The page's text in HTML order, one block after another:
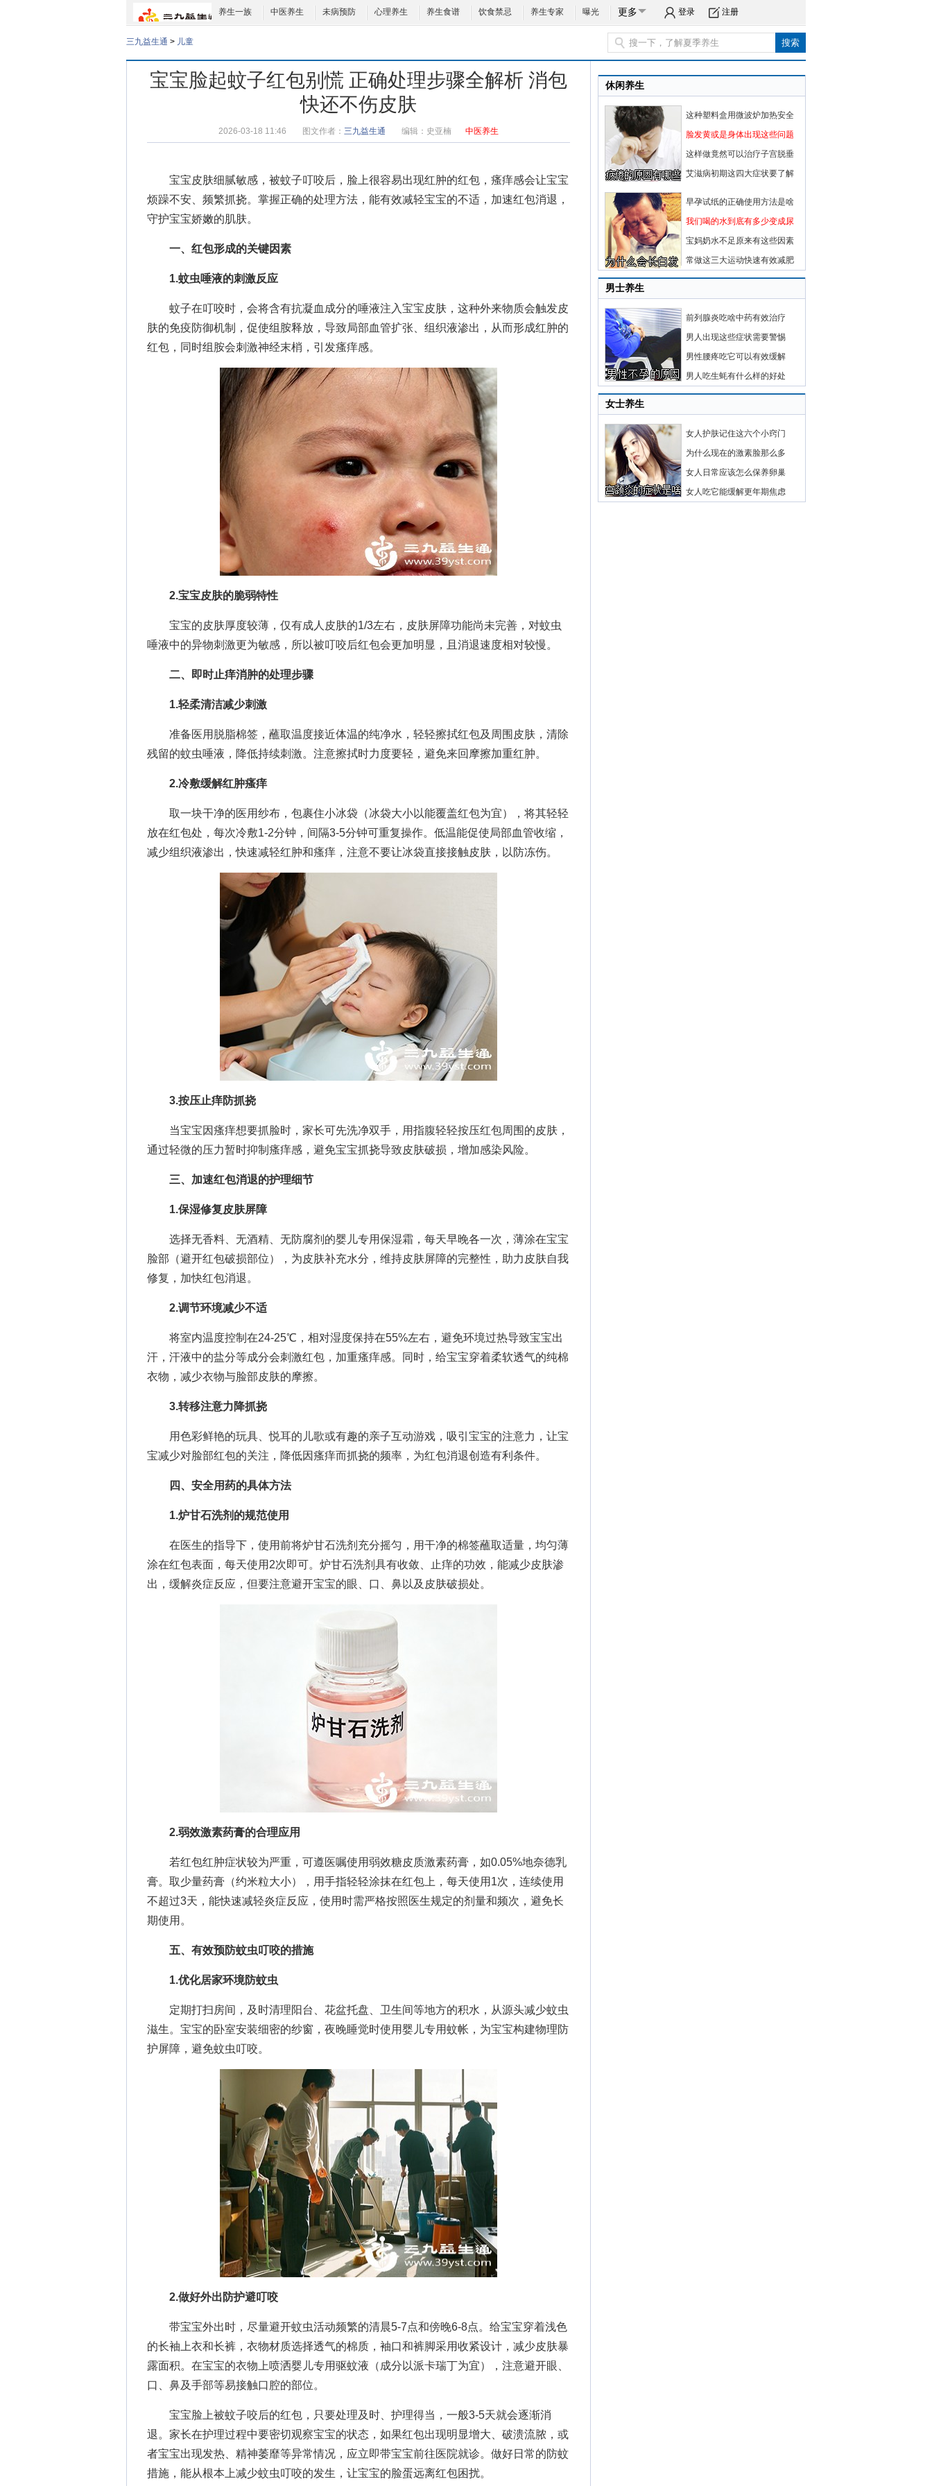
养生一族 中医养生 未病预防 心理养生 养生食谱 饮食禁忌 养生专家 曝光 更多 登录 注册
三九益生通 > 儿童
宝宝脸起蚊子红包别慌 正确处理步骤全解析 消包
快还不伤皮肤
2026-03-18 11:46 图文作者： 三九益生通 编辑： 史亚楠 中医养生
宝宝皮肤细腻敏感，被蚊子叮咬后，脸上很容易出现红肿的红包，瘙痒感会让宝宝
烦躁不安、频繁抓挠。掌握正确的处理方法，能有效减轻宝宝的不适，加速红包消退，
守护宝宝娇嫩的肌肤。
一、红包形成的关键因素
1.蚊虫唾液的刺激反应
蚊子在叮咬时，会将含有抗凝血成分的唾液注入宝宝皮肤，这种外来物质会触发皮
肤的免疫防御机制，促使组胺释放，导致局部血管扩张、组织液渗出，从而形成红肿的
红包，同时组胺会刺激神经末梢，引发瘙痒感。
2.宝宝皮肤的脆弱特性
宝宝的皮肤厚度较薄，仅有成人皮肤的1/3左右，皮肤屏障功能尚未完善，对蚊虫
唾液中的异物刺激更为敏感，所以被叮咬后红包会更加明显，且消退速度相对较慢。
二、即时止痒消肿的处理步骤
1.轻柔清洁减少刺激
准备医用脱脂棉签，蘸取温度接近体温的纯净水，轻轻擦拭红包及周围皮肤，清除
残留的蚊虫唾液，降低持续刺激。注意擦拭时力度要轻，避免来回摩擦加重红肿。
2.冷敷缓解红肿瘙痒
取一块干净的医用纱布，包裹住小冰袋（冰袋大小以能覆盖红包为宜），将其轻轻
放在红包处，每次冷敷1-2分钟，间隔3-5分钟可重复操作。低温能促使局部血管收缩，
减少组织液渗出，快速减轻红肿和瘙痒，注意不要让冰袋直接接触皮肤，以防冻伤。
3.按压止痒防抓挠
当宝宝因瘙痒想要抓脸时，家长可先洗净双手，用指腹轻轻按压红包周围的皮肤，
通过轻微的压力暂时抑制瘙痒感，避免宝宝抓挠导致皮肤破损，增加感染风险。
三、加速红包消退的护理细节
1.保湿修复皮肤屏障
选择无香料、无酒精、无防腐剂的婴儿专用保湿霜，每天早晚各一次，薄涂在宝宝
脸部（避开红包破损部位），为皮肤补充水分，维持皮肤屏障的完整性，助力皮肤自我
修复，加快红包消退。
2.调节环境减少不适
将室内温度控制在24-25℃，相对湿度保持在55%左右，避免环境过热导致宝宝出
汗，汗液中的盐分等成分会刺激红包，加重瘙痒感。同时，给宝宝穿着柔软透气的纯棉
衣物，减少衣物与脸部皮肤的摩擦。
3.转移注意力降抓挠
用色彩鲜艳的玩具、悦耳的儿歌或有趣的亲子互动游戏，吸引宝宝的注意力，让宝
宝减少对脸部红包的关注，降低因瘙痒而抓挠的频率，为红包消退创造有利条件。
四、安全用药的具体方法
1.炉甘石洗剂的规范使用
在医生的指导下，使用前将炉甘石洗剂充分摇匀，用干净的棉签蘸取适量，均匀薄
涂在红包表面，每天使用2次即可。炉甘石洗剂具有收敛、止痒的功效，能减少皮肤渗
出，缓解炎症反应，但要注意避开宝宝的眼、口、鼻以及皮肤破损处。
2.弱效激素药膏的合理应用
若红包红肿症状较为严重，可遵医嘱使用弱效糖皮质激素药膏，如0.05%地奈德乳
膏。取少量药膏（约米粒大小），用手指轻轻涂抹在红包上，每天使用1次，连续使用
不超过3天，能快速减轻炎症反应，使用时需严格按照医生规定的剂量和频次，避免长
期使用。
五、有效预防蚊虫叮咬的措施
1.优化居家环境防蚊虫
定期打扫房间，及时清理阳台、花盆托盘、卫生间等地方的积水，从源头减少蚊虫
滋生。宝宝的卧室安装细密的纱窗，夜晚睡觉时使用婴儿专用蚊帐，为宝宝构建物理防
护屏障，避免蚊虫叮咬。
2.做好外出防护避叮咬
带宝宝外出时，尽量避开蚊虫活动频繁的清晨5-7点和傍晚6-8点。给宝宝穿着浅色
的长袖上衣和长裤，衣物材质选择透气的棉质，袖口和裤脚采用收紧设计，减少皮肤暴
露面积。在宝宝的衣物上喷洒婴儿专用驱蚊液（成分以派卡瑞丁为宜），注意避开眼、
口、鼻及手部等易接触口腔的部位。
宝宝脸上被蚊子咬后的红包，只要处理及时、护理得当，一般3-5天就会逐渐消
退。家长在护理过程中要密切观察宝宝的状态，如果红包出现明显增大、破溃流脓，或
者宝宝出现发热、精神萎靡等异常情况，应立即带宝宝前往医院就诊。做好日常的防蚊
措施，能从根本上减少蚊虫叮咬的发生，让宝宝的脸蛋远离红包困扰。
休闲养生
这种塑料盒用微波炉加热安全
脸发黄或是身体出现这些问题
这样做竟然可以治疗子宫脱垂
艾滋病初期这四大症状要了解
早孕试纸的正确使用方法是啥
我们喝的水到底有多少变成尿
宝妈奶水不足原来有这些因素
常做这三大运动快速有效减肥
男士养生
前列腺炎吃啥中药有效治疗
男人出现这些症状需要警惕
男性腰疼吃它可以有效缓解
男人吃生蚝有什么样的好处
女士养生
女人护肤记住这六个小窍门
为什么现在的激素脸那么多
女人日常应该怎么保养卵巢
女人吃它能缓解更年期焦虑